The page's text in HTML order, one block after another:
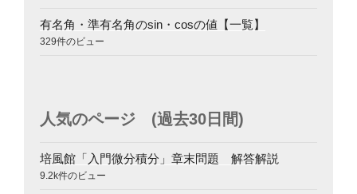
有名角・準有名角のsin・cosの値【一覧】
329件のビュー
人気のページ (過去30日間)
培風館「入門微分積分」章末問題 解答解説
9.2k件のビュー